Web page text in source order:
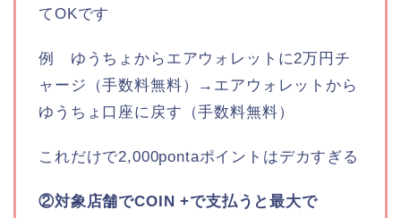
てOKです
例 ゆうちょからエアウォレットに2万円チ
ャージ（手数料無料）→エアウォレットから
ゆうちょ口座に戻す（手数料無料）
これだけで2,000pontaポイントはデカすぎる
②対象店舗でCOIN +で支払うと最大で